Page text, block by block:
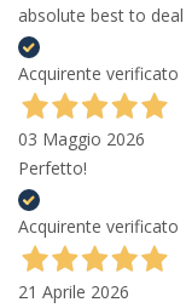
absolute best to
Acquirente verificato
03 Maggio 2026
Perfetto!
Acquirente verificato
21 Aprile 2026